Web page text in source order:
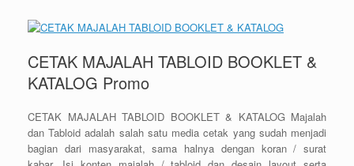
CETAK MAJALAH TABLOID BOOKLET &
KATALOG Promo
CETAK MAJALAH TABLOID BOOKLET & KATALOG Majalah
dan Tabloid adalah salah satu media cetak yang sudah menjadi
bagian dari masyarakat, sama halnya dengan koran / surat